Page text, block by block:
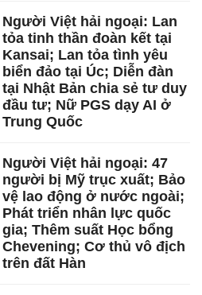
Người Việt hải ngoại: Lan
tỏa tinh thần đoàn kết tại
Kansai; Lan tỏa tình yêu
biển đảo tại Úc; Diễn đàn
tại Nhật Bản chia sẻ tư duy
đầu tư; Nữ PGS dạy AI ở
Trung Quốc
Người Việt hải ngoại: 47
người bị Mỹ trục xuất; Bảo
vệ lao động ở nước ngoài;
Phát triển nhân lực quốc
gia; Thêm suất Học bổng
Chevening; Cơ thủ vô địch
trên đất Hàn